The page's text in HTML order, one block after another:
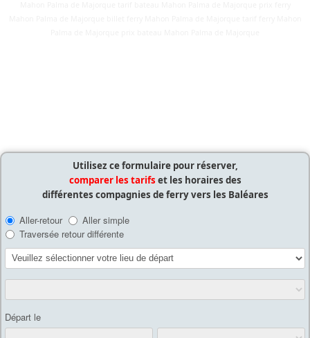
Utilisez ce formulaire pour réserver,
comparer les tarifs et les horaires des
différentes compagnies de ferry vers les Baléares